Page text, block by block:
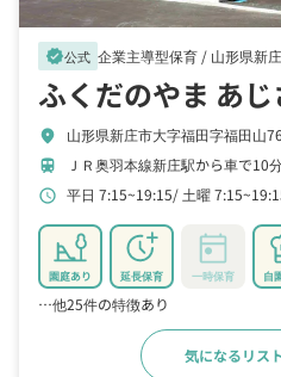
verified公式 企業主導型保育 / 山形県新
ふくだのやま あ
location_on 山形県新庄市大字福田字福田山
train ＪＲ奥羽本線新庄駅から車で10
schedule 平日 7:15~19:15 土曜
園庭あり 延長保育 一時保育 自
…他25件の特徴あり
気になるリス